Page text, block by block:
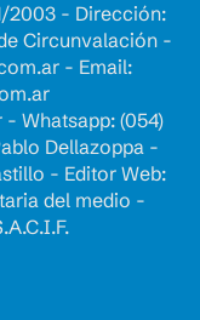
2003 - Dirección:
Circunvalación -
- Email:
- Whatsapp: (054)
Dellazoppa -
- Editor Web:
del medio -